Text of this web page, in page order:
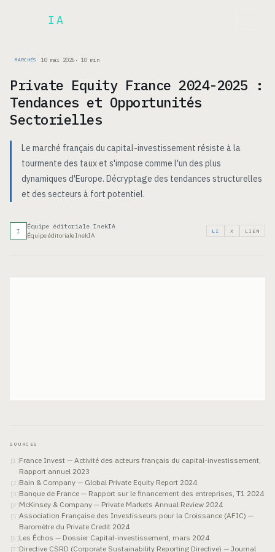
IA
MARCHÉS 10 mai 2026 · 10 min
Private Equity France 2024-2025 :
Tendances et Opportunités
Sectorielles
Le marché français du capital-investissement résiste à la
tourmente des taux et s'impose comme l'un des plus
dynamiques d'Europe. Décryptage des tendances structurelles
et des secteurs à fort potentiel.
I
Équipe éditoriale InekIA
Équipe éditoriale InekIA
LI X LIEN
SOURCES
[1 ]France Invest — Activité des acteurs français du capital-investissement,
Rapport annuel 2023
[2]Bain & Company — Global Private Equity Report 2024
[ 3]Banque de France — Rapport sur le financement des entreprises, T1 2024
[4 ]McKinsey & Company — Private Markets Annual Review 2024
[5]Association Française des Investisseurs pour la Croissance (AFIC) —
Baromètre du Private Credit 2024
[6 ]Les Échos — Dossier Capital-investissement, mars 2024
[7 ]Directive CSRD (Corporate Sustainability Reporting Directive) — Journal